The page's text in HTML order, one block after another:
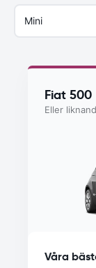
Mini
Fiat 500
Eller
Våra